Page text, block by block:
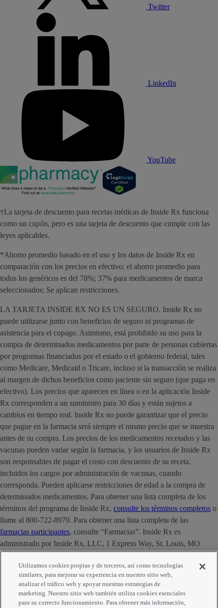
Twitter
LinkedIn
YouTube
†La tarjeta de descuento para recetas médicas de Inside Rx funciona
como un cupón, pero es una tarjeta de descuento que cumple con las
leyes aplicables.
*Ahorro promedio basado en el uso y los datos de Inside Rx en
comparación con los precios en efectivo; el ahorro promedio para
todos los genéricos es del 78%; 37% para medicamentos de marca
seleccionados; Se aplican restricciones.
LA TARJETA INSIDE RX NO ES UN SEGURO. Inside Rx no
puede utilizarse junto con beneficios de seguro ni programas de
asistencia para el copago. Asimismo, está prohibido su uso para la
compra de determinados medicamentos por parte de personas cubiertas
por programas financiados por el estado o el gobierno federal, tales
como Medicare, Medicaid o Tricare, incluso si la transacción se realiza
al margen de dichos beneficios como paciente sin seguro (que paga en
efectivo). Los precios que aparecen en línea o en la aplicación Inside
Rx corresponden a un suministro para 30 días y están sujetos a
cambios en tiempo real. Inside Rx no puede garantizar que el precio
que pague en la farmacia será siempre el mismo precio que se muestra
antes de su compra. Los precios de los medicamentos recetados y las
vacunas pueden variar según la farmacia, y los usuarios de Inside Rx
son responsables de pagar el costo con descuento de su receta,
incluidos los cargos por administración de vacunas, cuando
corresponda. Pueden aplicarse restricciones de edad a la compra de
determinados medicamentos. Para obtener una lista completa de los
términos del programa de Inside Rx, consulte los términos completos o
llame al 800-722-8979. Para obtener una lista completa de las
farmacias participantes, consulte “Farmacias”. Inside Rx es
administrado por Inside Rx, LLC, 1 Express Way, St. Louis, MO
Strategic Development, Inc.
Utilizamos cookies propias y de terceros, así como tecnologías
similares, para mejorar su experiencia en nuestro sitio web,
analizar el tráfico web y apoyar nuestras estrategias de
marketing. Nuestro sitio web también utiliza cookies esenciales
para su correcto funcionamiento. Para obtener más información,